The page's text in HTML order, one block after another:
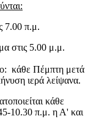
7.00 π.μ.
στις 5.00 μ.μ.
κάθε Πέμπτη μετά
ιερά λείψανα.
κάθε
10.30 π.μ. η Α' και